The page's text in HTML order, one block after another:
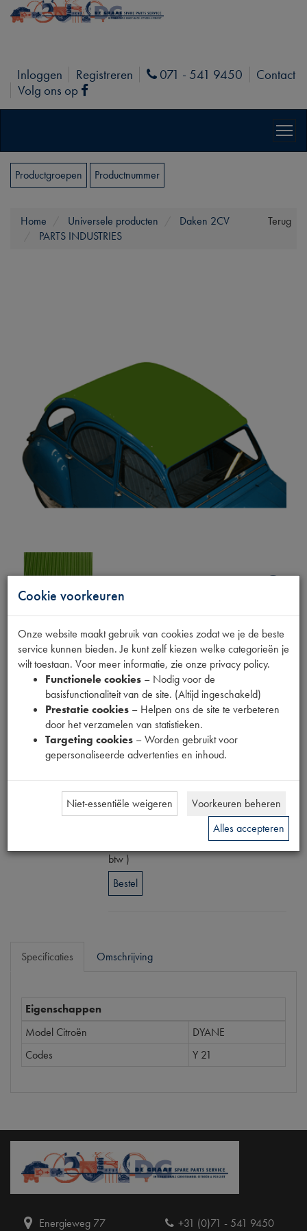
Inloggen Registreren Phone
071 - 541 9450
Contact
Volg ons op
Facebook
Productgroepen Productnummer
Terug
Home Universele producten
Daken 2CV
PARTS INDUSTRIES
LINNENDAK
GROEN
JAPON
Fabrikant
1904551
Prijs
(€214,97excl.
btw)
Bestel
Specificaties Omschrijving
Eigenschappen
Model Citroën
DYANE
Codes
Y 21
Energieweg 77 +31 (0)71 - 541 9450
Cookie voorkeuren
Onze website maakt gebruik van cookies zodat we je de beste
service kunnen bieden. Je kunt zelf kiezen welke categorieën je
wilt toestaan. Voor meer informatie, zie onze privacy policy.
Functionele cookies – Nodig voor de
basisfunctionaliteit van de site. (Altijd ingeschakeld)
Prestatie cookies – Helpen ons de site te verbeteren
door het verzamelen van statistieken.
Targeting cookies – Worden gebruikt voor
gepersonaliseerde advertenties en inhoud.
Niet-essentiële weigeren
Voorkeuren beheren
Alles accepteren